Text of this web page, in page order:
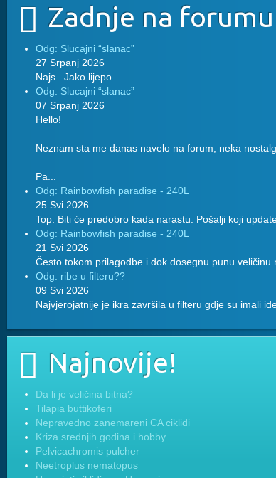
Zadnje na forumu
Odg: Slucajni “slanac”
27 Srpanj 2026
Najs.. Jako lijepo.
Odg: Slucajni “slanac”
07 Srpanj 2026
Hello!
Neznam sta me danas navelo na forum, neka
Pa...
Odg: Rainbowfish paradise - 240L
25 Svi 2026
Top. Biti će predobro kada narastu. Pošalji koji
Odg: Rainbowfish paradise - 240L
21 Svi 2026
Često tokom prilagodbe i dok dosegnu punu veličinu
Odg: ribe u filteru??
09 Svi 2026
Najvjerojatnije je ikra završila u filteru gdje su imali
Najnovije!
Da li je veličina bitna?
Tilapia buttikoferi
Nepravedno zanemareni CA ciklidi
Kriza srednjih godina i hobby
Pelvicachromis pulcher
Neetroplus nematopus